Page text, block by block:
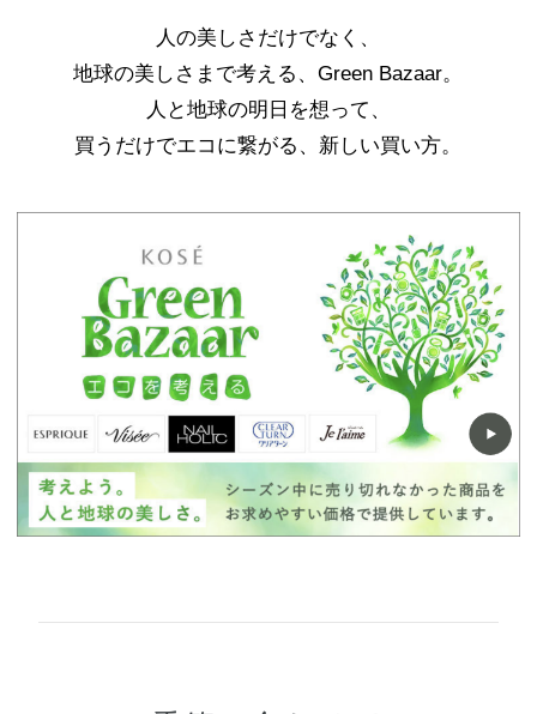
人の美しさだけでなく、
地球の美しさまで考える、Green Bazaar。
人と地球の明日を想って、
買うだけでエコに繋がる、新しい買い方。